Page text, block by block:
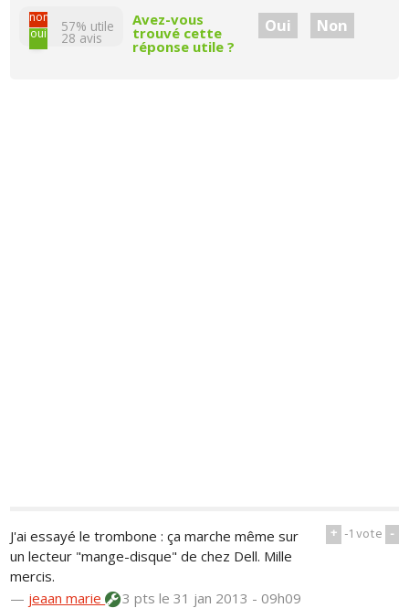
non
oui
57% utile
28 avis
Avez-vous
trouvé cette
réponse utile ?
Oui Non
+ -1vote -
J'ai essayé le trombone : ça marche même sur
un lecteur "mange-disque" de chez Dell. Mille
mercis.
— jeaan marie 3 ptsle 31 jan 2013 - 09h09